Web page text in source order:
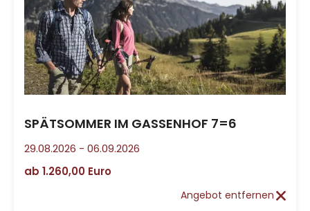
SPÄTSOMMER IM GASSENHOF 7=6
29.08.2026 - 06.09.2026
ab 1.260,00 Euro
Angebot entfernen